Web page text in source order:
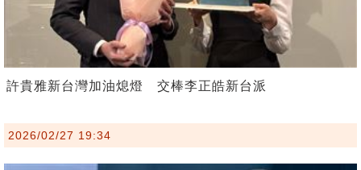
許貴雅新台灣加油熄燈 交棒李正皓新台派
2026/02/27 19:34